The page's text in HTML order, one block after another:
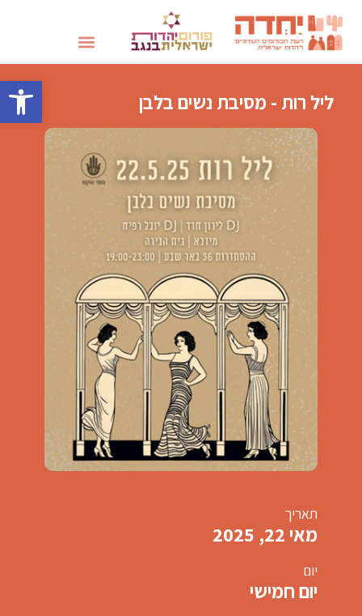
פתח ליל רות - מסיבת נשים בלבן
תאריך
מאי 22, 2025
יום
יום חמישי